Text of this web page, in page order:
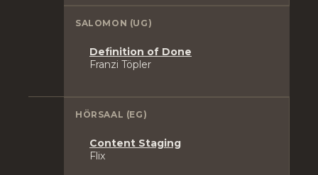
SALOMON (UG)
Definition of Done
Franzi Töpler
HÖRSAAL (EG)
Content Staging
Flix